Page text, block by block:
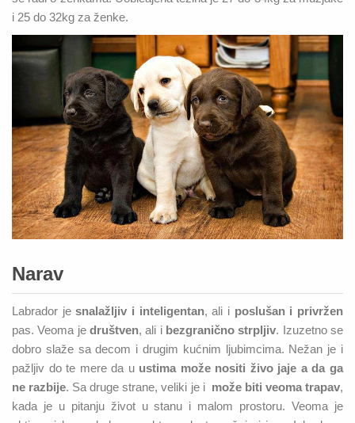
i 25 do 32kg za ženke.
Narav
Labrador jesnalažljiv i inteligentan, ali i poslušan i privržen
pas. Veoma je društven, ali i bezgranično strpljiv. Izuzetno se
dobro slaže sa decom i drugim kućnim ljubimcima. Nežan je i
pažljiv do te mere da u ustima može nositi živo jaje a da ga
ne razbije. Sa druge strane, veliki je i može biti veoma trapav,
kada je u pitanju život u stanu i malom prostoru. Veoma je